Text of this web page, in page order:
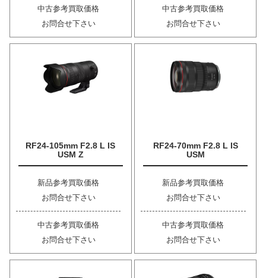
中古参考買取価格
お問合せ下さい
中古参考買取価格
お問合せ下さい
RF24-105mm F2.8 L IS
USM Z
新品参考買取価格
お問合せ下さい
中古参考買取価格
お問合せ下さい
RF24-70mm F2.8 L IS
USM
新品参考買取価格
お問合せ下さい
中古参考買取価格
お問合せ下さい